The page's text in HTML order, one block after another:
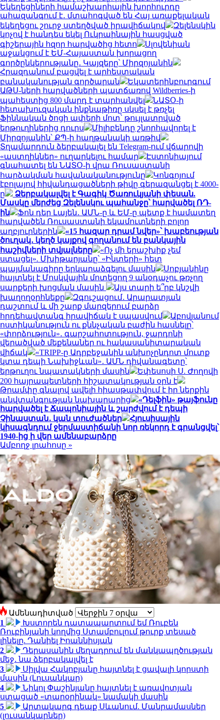
Եկեղեցիների համաշխարհային խորհուրդը
ահազանգում է․ մտահոգված են Հայ առաքելական
եկեղեցու շուրջ ստեղծված իրավիճակով
Զելենսկին
կոչով է հանդես եկել Ուկրաինային հասցված
գիշերային հզոր հարվածից հետո
Սլովենիան
աջակցում է ԵՄ-Հայաստան խորացող
գործընկերությանը․ Կայզերը՝ Միրզոյանին
Հրազդանում բացվել է արհեստական
բանականության գործարան
Եկատերինբուրգում
ԱԹՍ-ների հարվածների պատճառով Wildberries-ի
պահեստից 800 մարդ է տարհանվել
ՆԱՏՕ-ի
հետախուզական ինքնաթիռը սկսել է թռչել
Ֆիննական ծոցի ափերի մոտ՝ թույլատրված
երթուղիներից դուրս
Միլիբենդը շնորհավորել է
Միրզոյանին՝ ՔՊ-ի հաղթանակի առթիվ
Տղամարդուն ձերբակալել են Telegram-ում վճարովի
«աստղիկներ» ուղարկելու համար
Էստոնիայում
գնահատել են ՆԱՏՕ-ի վրա Ռուսաստանի
հարձակման հավանականությունը
Կոնգոյում
էբոլայով հիվանդացածների թիվը գերազանցել է 4000-
ը
Ձերբակալվել է Գագիկ Ծառուկյանի փեսան.
Մասկը մերժեց Զելենսկու պահանջը՝ հարվածել ՌԴ-
ին
Ֆոն դեր Լայեն․ ԱՄՆ-ը և ԵՄ-ը պետք է համատեղ
հարվածեն Ռուսաստանի եկամուտների բոլոր
աղբյուրներին
«15 հազար դրամ նվեր»՝ խաբեության
ծուղակ․ կեղծ կայքով գողանում են բանկային
հաշիվների տվյալները
«Ոչ մի երաշխիք չեմ
ստացել». Մխիթարյանը՝ «Ինտերի» հետ
պայմանագիրը երկարաձգելու մասին
Սոբյանինը
հայտնել է Մոսկվային մոտեցող 9 անօդաչու թռչող
սարքերի խոցման մասին
Այս տարի ե՞րբ կնշվի
խաղողօրհնեքը
Զգուշացում․ Արարատյան
դաշտում և մի շարք մարզերում բարձր
հրդեհավտանգ իրավիճակ է սպասվում
Աբովյանում
ոստիկանություն ու քննչական բաժին հասնելը՝
«փորձություն»․ գարշահոտություն, ջարդոնի
վերածված մեքենաներ ու հակասանիտարական
վիճակ
«TRIPP-ը Ադրբեջանին անխոչընդոտ մուտք
կտա դեպի Նախիջևան»․ ԱՄՆ դիվանագետը՝
երթուղու նպատակների մասին
Եփեսոսի Ս. Ժողովի
200 հայրապետների հիշատակության օրն է
Թրամփը գնալով ավելի հիասթափվում է իր ներքին
անվտանգության նախարարից
«Դելֆին» թայֆունը
հարվածել է Ճապոնիային և շարժվում է դեպի
Չինաստան․ կան տուժածներ
Հյուսիսային
կիսագնդում ջերմաստիճանի նոր ռեկորդ է գրանցվել՝
1940-ից ի վեր ամենաբարձրը
Ամբողջ լրահոսը »
Ամենադիտված
1
Խստորեն դատապարտում եմ Ռուբեն
Ռուբինյանի կողմից Ստամբուլում թուրք տեսած
լինելը. Դանիել Իոաննիսյան
2
Դերասանին մեղադրում են մանկապղծության
մեջ․ նա ձերբակալվել է
3
Սիլվա Հակոբյանը հայտնել է ցավալի կորստի
մասին (Լուսանկար)
4
Նիկոլ Փաշինյանը հայտնել է առավոտյան
ստացած «տարօրինակ» նամակի մասին
5
Արտակարգ դեպք Սևանում. Մանրամասներ
(լուսանկարներ)